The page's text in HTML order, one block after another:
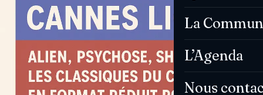
La
L’Agenda
Nous